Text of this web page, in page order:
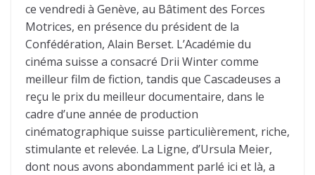
ce vendredi à Genève, au Bâtiment des Forces
Motrices, en présence du président de la
Confédération, Alain Berset. L’Académie du
cinéma suisse a consacré Drii Winter comme
meilleur film de fiction, tandis que Cascadeuses a
reçu le prix du meilleur documentaire, dans le
cadre d’une année de production
cinématographique suisse particulièrement, riche,
stimulante et relevée. La Ligne, d’Ursula Meier,
dont nous avons abondamment parlé ici et là, a